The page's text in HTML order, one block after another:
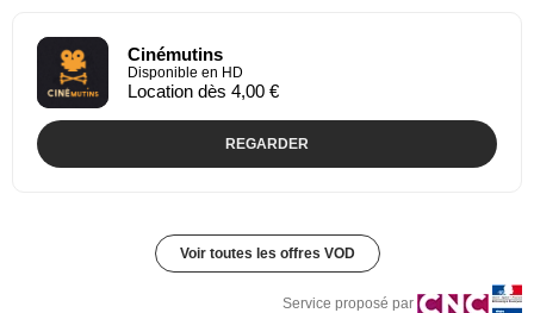
Cinémutins
Disponible en HD
Location dès 4,00 €
REGARDER
Voir toutes les offres VOD
Service proposé par